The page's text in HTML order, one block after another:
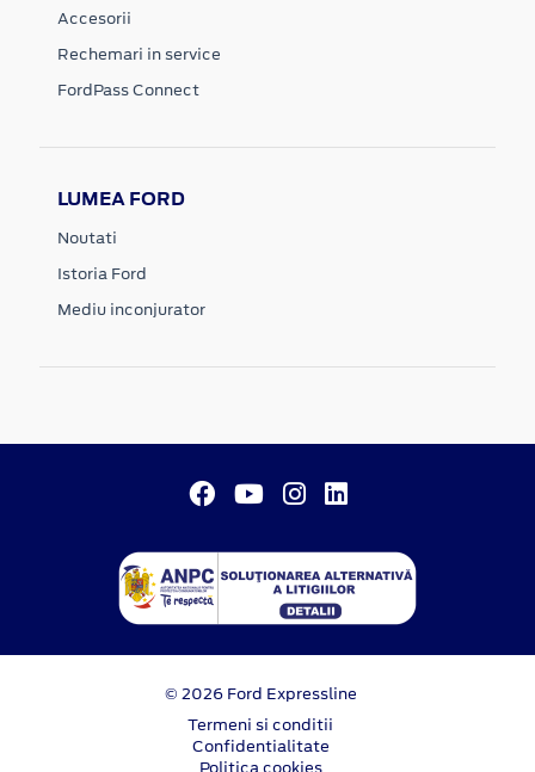
Accesorii
Rechemari in service
FordPass Connect
LUMEA FORD
Noutati
Istoria Ford
Mediu inconjurator
© 2026 Ford Expressline
Termeni si conditii
Confidentialitate